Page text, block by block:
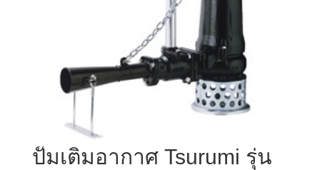
ปั๊มเติมอากาศ Tsurumi รุ่น